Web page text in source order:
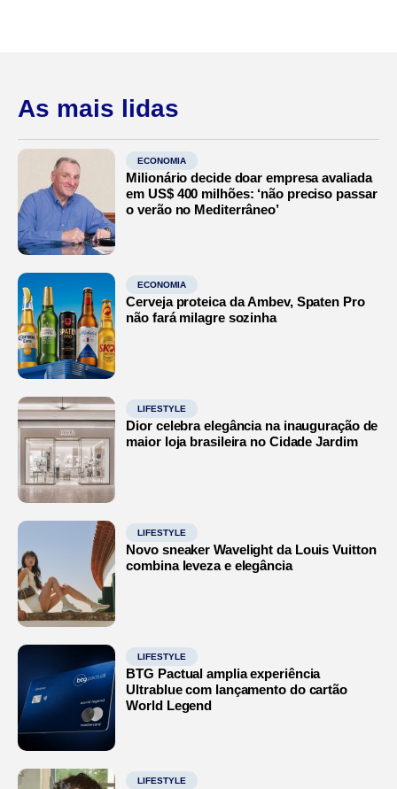
As mais lidas
ECONOMIA
Milionário decide doar empresa avaliada
em US$ 400 milhões: ‘não preciso passar
o verão no Mediterrâneo’
ECONOMIA
Cerveja proteica da Ambev, Spaten Pro
não fará milagre sozinha
LIFESTYLE
Dior celebra elegância na inauguração de
maior loja brasileira no Cidade Jardim
LIFESTYLE
Novo sneaker Wavelight da Louis Vuitton
combina leveza e elegância
LIFESTYLE
BTG Pactual amplia experiência
Ultrablue com lançamento do cartão
World Legend
LIFESTYLE